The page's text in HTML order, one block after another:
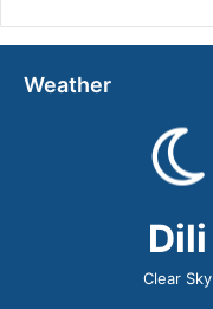
Weather
Dili
Clear Sky